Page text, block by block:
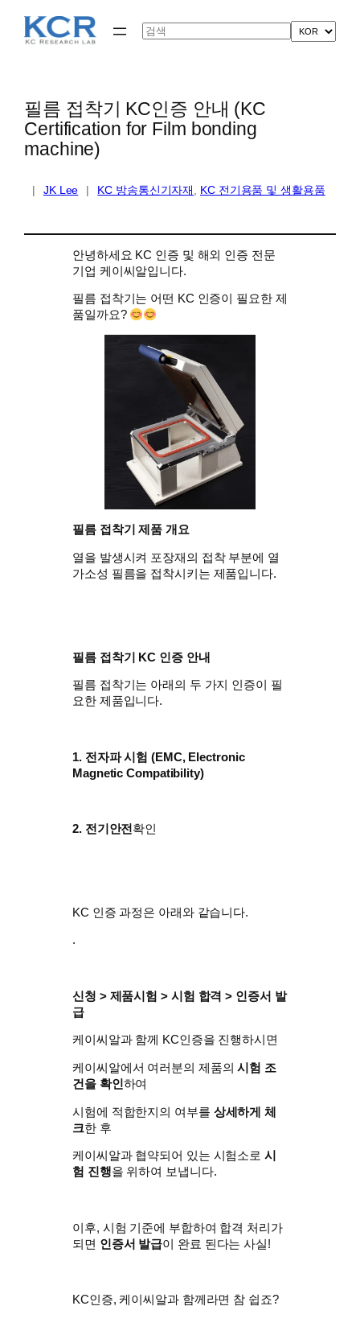
Search
필름 접착기 KC인증 안내 (KC
Certification for Film bonding
machine)
| JK Lee | KC 방송통신기자재 KC 전기용품 및 생활용품
안녕하세요 KC 인증 및 해외 인증 전문
기업 케이씨알입니다.
필름 접착기는 어떤 KC 인증이 필요한 제
품일까요?
필름 접착기 제품 개요
열을 발생시켜 포장재의 접착 부분에 열
가소성 필름을 접착시키는 제품입니다.
필름 접착기 KC 인증 안내
필름 접착기는 아래의 두 가지 인증이 필
요한 제품입니다.
1. 전자파 시험 (EMC, Electronic
Magnetic Compatibility)
2. 전기안전 확인
KC 인증 과정은 아래와 같습니다.
.
신청 > 제품시험 > 시험 합격 > 인증서 발
급
케이씨알과 함께 KC인증을 진행하시면
​케이씨알에서 여러분의 제품의시험 조
건을 확인하여
시험에 적합한지의 여부를 상세하게 체
크한 후
케이씨알과 협약되어 있는 시험소로시
험 진행을 위하여 보냅니다.
이후, 시험 기준에 부합하여 합격 처리가
되면 인증서 발급이 완료 된다는 사실!
KC인증, 케이씨알과 함께라면 참 쉽죠?